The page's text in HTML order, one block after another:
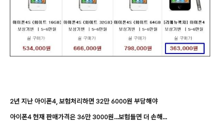
2년 지난 아이폰4, 보험처리하면 32만 6000원 부담해야
아이폰4 현재 판매가격은 36만 3000원...보험들면 더 손해...